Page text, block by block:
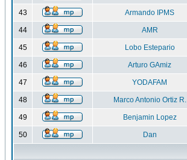
43 Armando IPMS
44 AMR
45 Lobo Estepario
46 Arturo GAmiz
47 YODAFAM
48 Marco Antonio Ortiz R.
49 Benjamin Lopez
50 Dan